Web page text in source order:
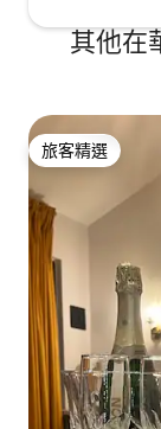
其他在
旅客精選
旅客精選